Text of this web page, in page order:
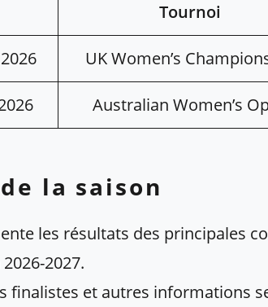
Tournoi
UK Women’s
Australian Women’s
la saison
les résultats des principales
2027.
finalistes et autres informations